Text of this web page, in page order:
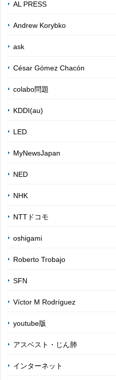
AL PRESS
Andrew Korybko
ask
César Gómez Chacón
colabo問題
KDDI(au)
LED
MyNewsJapan
NED
NHK
NTTドコモ
oshigami
Roberto Trobajo
SFN
Víctor M Rodríguez
youtube版
アスベスト・じん肺
インターネット